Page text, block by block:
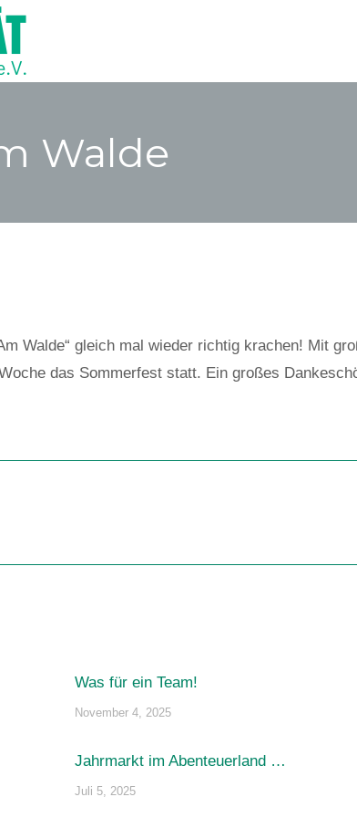
Walde
Walde“ gleich mal wieder richtig krachen! Mit
das Sommerfest statt. Ein großes
Was für ein Team!
November 4, 2025
Jahrmarkt im Abenteuerland …
Juli 5, 2025